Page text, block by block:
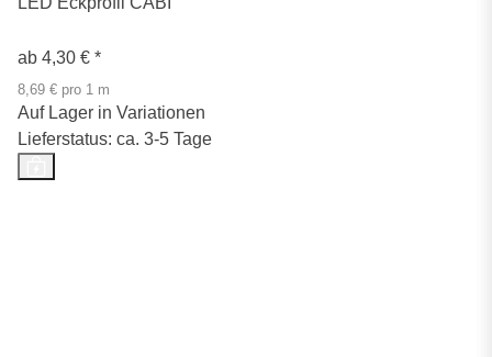
ab 4,30 € *
8,69 € pro 1 m
Auf Lager in Variationen
Lieferstatus: ca. 3-5 Tage